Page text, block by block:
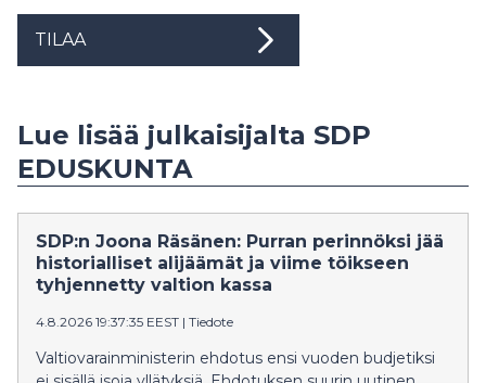
TILAA
Lue lisää julkaisijalta SDP
EDUSKUNTA
SDP:n Joona Räsänen: Purran perinnöksi jää
historialliset alijäämät ja viime töikseen
tyhjennetty valtion kassa
4.8.2026 19:37:35 EEST | Tiedote
Valtiovarainministerin ehdotus ensi vuoden budjetiksi